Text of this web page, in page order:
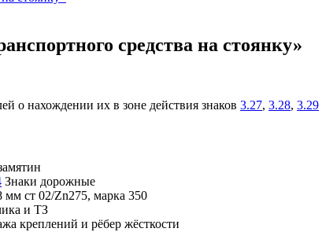
средства на стоянку»
о нахождении их в зоне действия знаков3.27,3.28,3.29
Знаки дорожные
мм ст 02/Zn275, марка 350
и ТЗ
креплений и рёбер жёсткости